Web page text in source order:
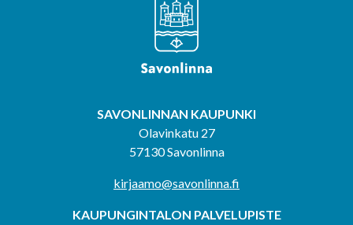
SAVONLINNAN KAUPUNKI
Olavinkatu 27
57130 Savonlinna
kirjaamo@savonlinna.fi
KAUPUNGINTALON PALVELUPISTE